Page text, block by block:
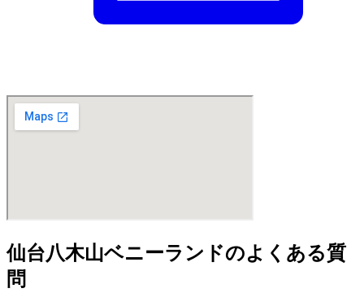
仙台八木山ベニーランドのよくある質
問